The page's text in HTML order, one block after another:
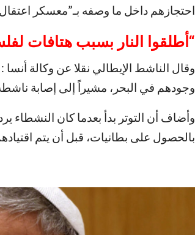
احتجازهم داخل ما وصفه بـ”معسكر
“ أطلقوا النار بسبب هتافات
وقال الناشط الإيطالي نقلا عن وكالة أنسا :
وجودهم في البحر، مشيراً إلى إصابة
وأضاف أن التوتر بدأ بعدما كان النشطاء
بالحصول على بطانيات، قبل أن يتم